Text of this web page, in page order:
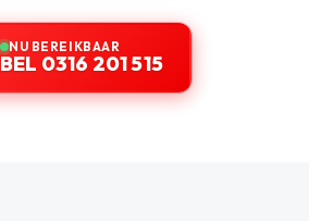
NU BEREIKBAAR
BEL 0316 201 515